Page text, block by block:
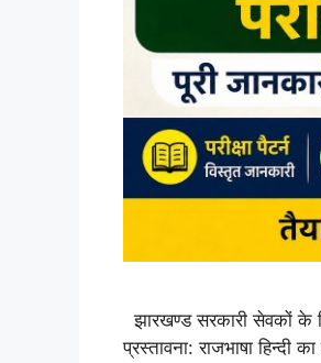
झारखण्ड सरकारी सेवकों के
प्रस्तावना: राजभाषा